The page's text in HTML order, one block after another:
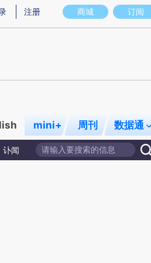
图存在偏差。不代表财新观点和立场。推
商城 订阅
注册
mini+ 周刊 数据通
讣闻